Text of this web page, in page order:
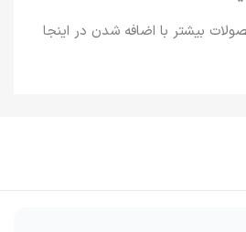
بیشتر با اضافه شدن در اینجا